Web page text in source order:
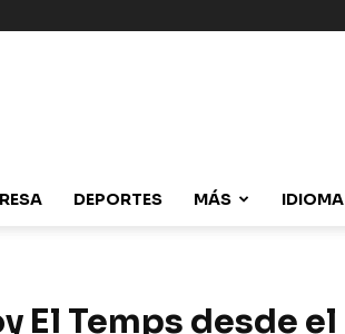
DEPORTES MÁS IDIOMA
El Temps desde el